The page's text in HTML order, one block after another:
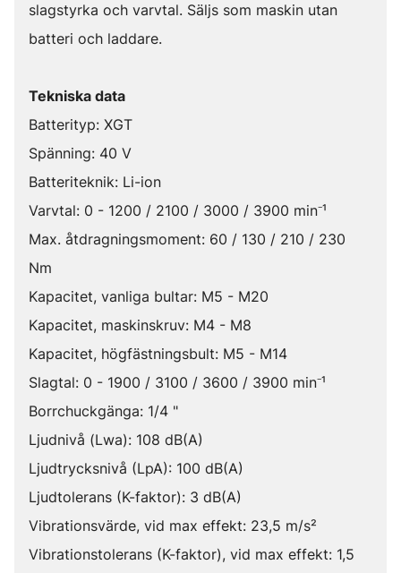
slagstyrka och varvtal. Säljs som maskin utan
batteri och laddare.
Tekniska data
Batterityp: XGT
Spänning: 40 V
Batteriteknik: Li-ion
Varvtal: 0 - 1200 / 2100 / 3000 / 3900 min⁻¹
Max. åtdragningsmoment: 60 / 130 / 210 / 230
Nm
Kapacitet, vanliga bultar: M5 - M20
Kapacitet, maskinskruv: M4 - M8
Kapacitet, högfästningsbult: M5 - M14
Slagtal: 0 - 1900 / 3100 / 3600 / 3900 min⁻¹
Borrchuckgänga: 1/4 "
Ljudnivå (Lwa): 108 dB(A)
Ljudtrycksnivå (LpA): 100 dB(A)
Ljudtolerans (K-faktor): 3 dB(A)
Vibrationsvärde, vid max effekt: 23,5 m/s²
Vibrationstolerans (K-faktor), vid max effekt: 1,5